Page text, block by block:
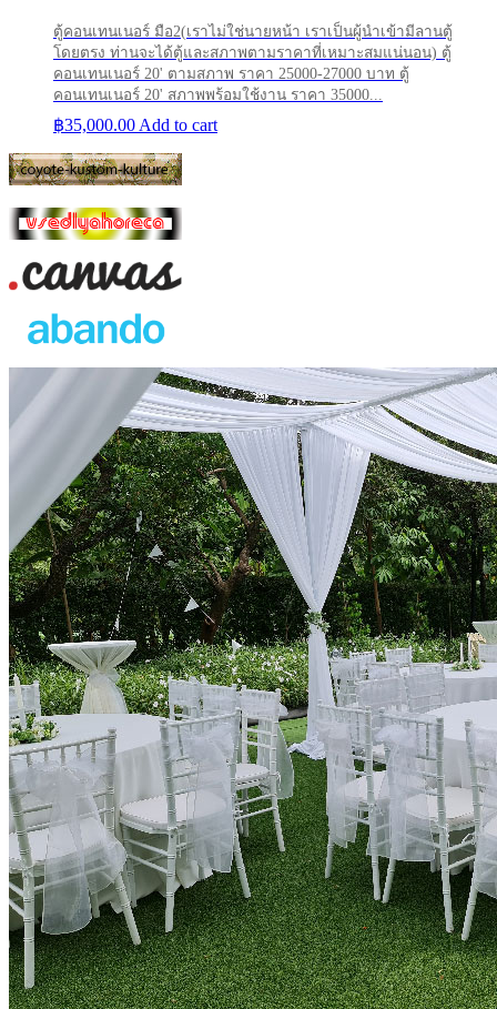
ตู้คอนเทนเนอร์ มือ2(เราไม่ใช่นายหน้า เราเป็นผู้นำเข้ามีลานตู้
โดยตรง ท่านจะได้ตู้และสภาพตามราคาที่เหมาะสมแน่นอน) ตู้
คอนเทนเนอร์ 20' ตามสภาพ ราคา 25000-27000 บาท ตู้
คอนเทนเนอร์ 20' สภาพพร้อมใช้งาน ราคา 35000...
฿35,000.00 Add to cart